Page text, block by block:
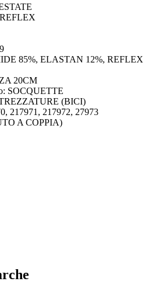
85%, ELASTAN 12%, REFLEX
20CM
SOCQUETTE
(BICI)
217971, 217972, 27973
A COPPIA)